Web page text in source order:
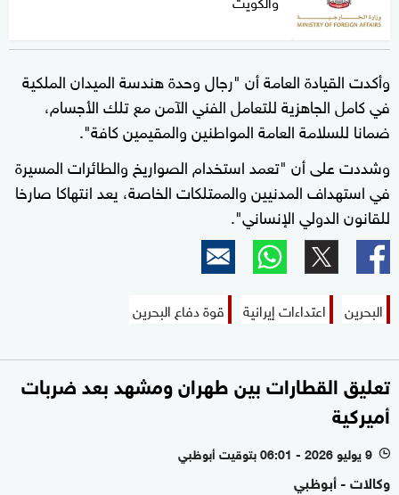
وأكدت القيادة العامة أن "رجال وحدة هندسة الميدان الملكية
في كامل الجاهزية للتعامل الفني الآمن مع تلك الأجسام،
ضمانا للسلامة العامة المواطنين والمقيمين كافة".
وشددت على أن "تعمد استخدام الصواريخ والطائرات المسيرة
في استهداف المدنيين والممتلكات الخاصة، يعد انتهاكا صارخا
للقانون الدولي الإنساني".
البحرين اعتداءات إيرانية قوة دفاع البحرين
تعليق القطارات بين طهران ومشهد بعد ضربات
أميركية
l 9 يوليو 2026 - 06:01 بتوقيت أبوظبي
وكالات - أبوظبي